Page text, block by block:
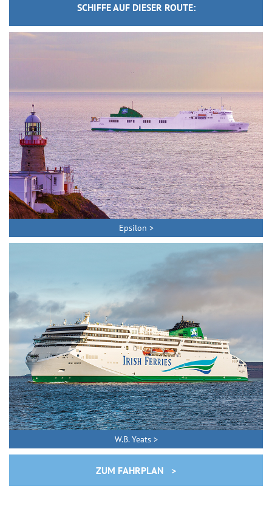
SCHIFFE AUF DIESER ROUTE:
Epsilon >
W.B. Yeats >
ZUM FAHRPLAN >